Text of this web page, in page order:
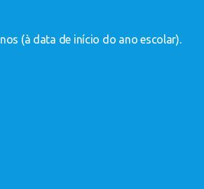
(à data de início do ano escolar).